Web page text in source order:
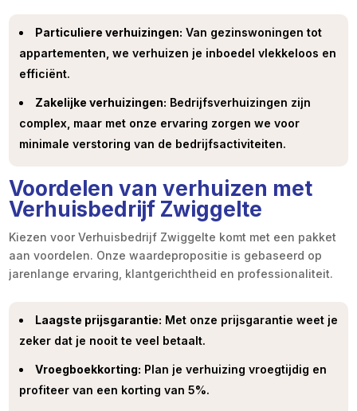
Particuliere verhuizingen: Van gezinswoningen tot
appartementen, we verhuizen je inboedel vlekkeloos en
efficiënt.
Zakelijke verhuizingen: Bedrijfsverhuizingen zijn
complex, maar met onze ervaring zorgen we voor
minimale verstoring van de bedrijfsactiviteiten.
Voordelen van verhuizen met
Verhuisbedrijf Zwiggelte
Kiezen voor Verhuisbedrijf Zwiggelte komt met een pakket
aan voordelen. Onze waardepropositie is gebaseerd op
jarenlange ervaring, klantgerichtheid en professionaliteit.
Laagste prijsgarantie: Met onze prijsgarantie weet je
zeker dat je nooit te veel betaalt.
Vroegboekkorting: Plan je verhuizing vroegtijdig en
profiteer van een korting van 5%.